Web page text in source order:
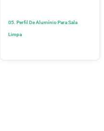
05. Perfil De Alumínio Para Sala
Limpa